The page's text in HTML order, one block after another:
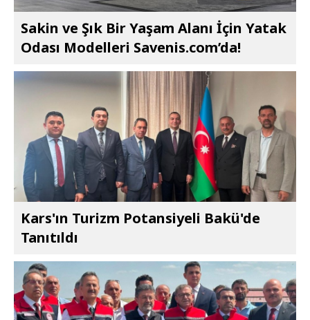
Sakin ve Şık Bir Yaşam Alanı İçin Yatak
Odası Modelleri Savenis.com’da!
Kars'ın Turizm Potansiyeli Bakü'de
Tanıtıldı